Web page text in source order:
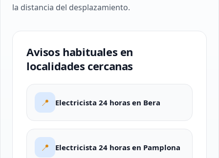
la distancia del desplazamiento.
Avisos habituales en
localidades cercanas
📍 Electricista 24 horas en Bera
📍 Electricista 24 horas en Pamplona